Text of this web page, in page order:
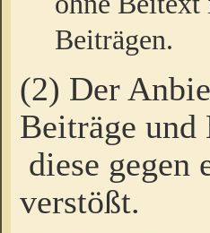
Beiträgen.
(2) Der
Beiträge und
diese gegen
verstößt.